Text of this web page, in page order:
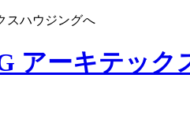
スハウジングへ